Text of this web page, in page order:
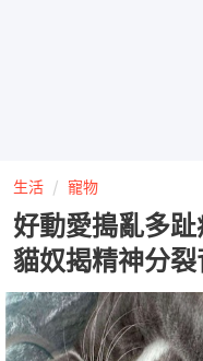
生活 寵物
好動愛搗亂多
貓奴揭精神分裂